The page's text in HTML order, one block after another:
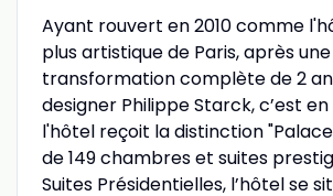
Ayant rouvert en 2010 comme
plus artistique de Paris, après une
transformation complète de 2
designer Philippe Starck, c’est en
l'hôtel reçoit la distinction
de 149 chambres et suites
Suites Présidentielles, l’hôtel se